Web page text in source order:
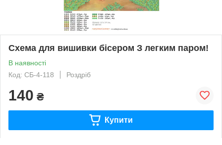
Схема для вишивки бісером З легким паром!
В наявності
Код: СБ-4-118
Роздріб
140 ₴
Купити